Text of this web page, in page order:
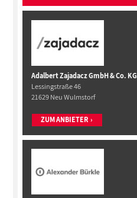
Adalbert Zajadacz GmbH & Co. KG
Lessingstraße 46
21629 Neu Wulmstorf
ZUM ANBIETER